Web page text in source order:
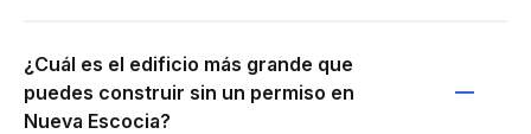
¿Cuál es el edificio más grande que
puedes construir sin un permiso en
Nueva Escocia?